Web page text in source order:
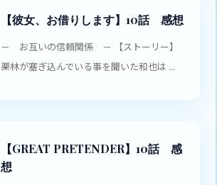
【彼女、お借りします】10話 感想
－ お互いの信頼関係 － 【ストーリー】
栗林が塞ぎ込んでいる事を聞いた和也は ...
【GREAT PRETENDER】10話 感
想